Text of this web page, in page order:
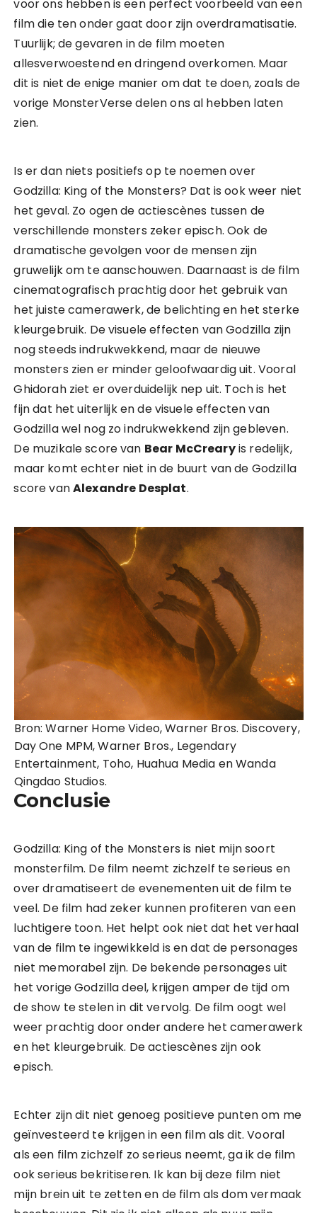
voor ons hebben is een perfect voorbeeld van een
film die ten onder gaat door zijn overdramatisatie.
Tuurlijk; de gevaren in de film moeten
allesverwoestend en dringend overkomen. Maar
dit is niet de enige manier om dat te doen, zoals de
vorige MonsterVerse delen ons al hebben laten
zien.
Is er dan niets positiefs op te noemen over
Godzilla: King of the Monsters? Dat is ook weer niet
het geval. Zo ogen de actiescènes tussen de
verschillende monsters zeker episch. Ook de
dramatische gevolgen voor de mensen zijn
gruwelijk om te aanschouwen. Daarnaast is de film
cinematografisch prachtig door het gebruik van
het juiste camerawerk, de belichting en het sterke
kleurgebruik. De visuele effecten van Godzilla zijn
nog steeds indrukwekkend, maar de nieuwe
monsters zien er minder geloofwaardig uit. Vooral
Ghidorah ziet er overduidelijk nep uit. Toch is het
fijn dat het uiterlijk en de visuele effecten van
Godzilla wel nog zo indrukwekkend zijn gebleven.
De muzikale score van Bear McCrearyis redelijk,
maar komt echter niet in de buurt van de Godzilla
score vanAlexandre Desplat.
Bron: Warner Home Video, Warner Bros. Discovery,
Day One MPM, Warner Bros., Legendary
Entertainment, Toho, Huahua Media en Wanda
Qingdao Studios.
Conclusie
Godzilla: King of the Monsters is niet mijn soort
monsterfilm. De film neemt zichzelf te serieus en
over dramatiseert de evenementen uit de film te
veel. De film had zeker kunnen profiteren van een
luchtigere toon. Het helpt ook niet dat het verhaal
van de film te ingewikkeld is en dat de personages
niet memorabel zijn. De bekende personages uit
het vorige Godzilla deel, krijgen amper de tijd om
de show te stelen in dit vervolg. De film oogt wel
weer prachtig door onder andere het camerawerk
en het kleurgebruik. De actiescènes zijn ook
episch.
Echter zijn dit niet genoeg positieve punten om me
geïnvesteerd te krijgen in een film als dit. Vooral
als een film zichzelf zo serieus neemt, ga ik de film
ook serieus bekritiseren. Ik kan bij deze film niet
mijn brein uit te zetten en de film als dom vermaak